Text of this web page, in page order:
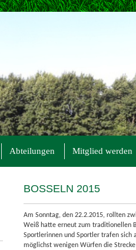
Abteilungen Mitglied werden
BOSSELN 2015
Am Sonntag, den 22.2.2015, rollten
Weiß hatte erneut zum traditionellen
Sportlerinnen und Sportler trafen sich
möglichst wenigen Würfen die